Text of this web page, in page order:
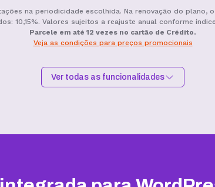
na periodicidade escolhida. Na renovação do plano,
10,15%. Valores sujeitos a reajuste anual conforme
Parcele em até 12 vezes no cartão de Crédito.
Veja as condições para preços promocionais
Ver todas as funcionalidades